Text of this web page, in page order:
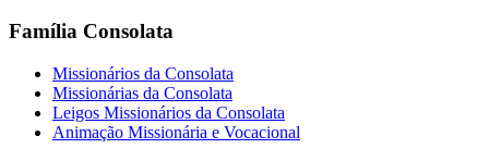
Família Consolata
Missionários da Consolata
Missionárias da Consolata
Leigos Missionários da Consolata
Animação Missionária e Vocacional